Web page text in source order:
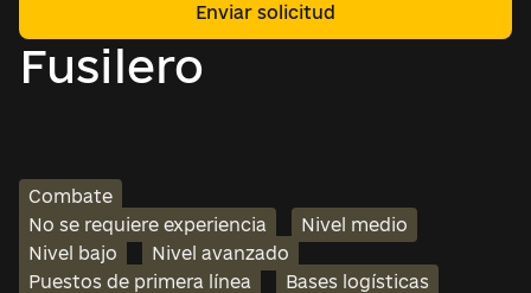
Fusilero
Enviar solicitud
Combate
No se requiere experiencia
Nivel medio
Nivel bajo
Nivel avanzado
Puestos de primera línea
Bases logísticas